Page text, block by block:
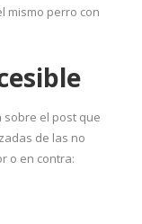
mismo perro con
sobre el post que
de las no
o en contra: